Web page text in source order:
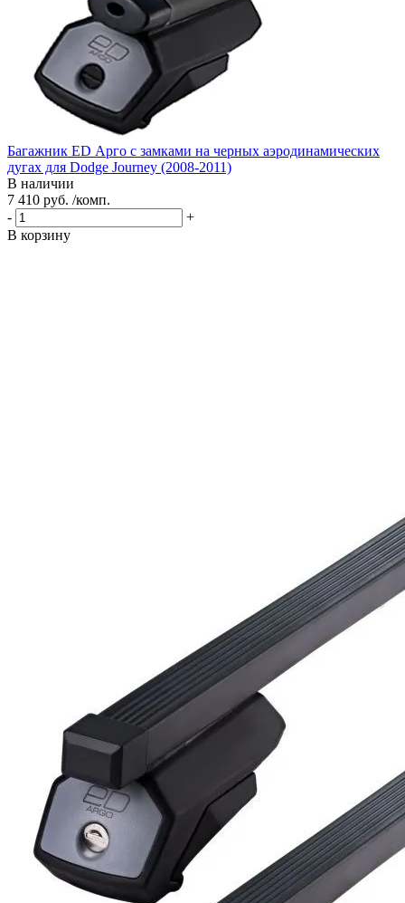
Багажник ED Арго с замками на черных аэродинамических
дугах для Dodge Journey (2008-2011)
В наличии
7 410 руб. /комп.
-
+
В корзину